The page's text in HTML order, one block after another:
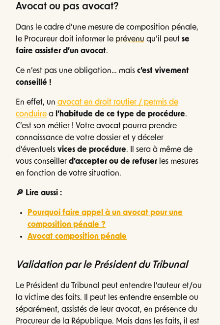
Avocat ou pas avocat?
Dans le cadre d’une mesure de composition pénale,
le Procureur doit informer le prévenu qu’il peut se
faire assister d’un avocat.
Ce n’est pas une obligation… mais c’est vivement
conseillé !
En effet, un avocat en droit routier / permis de
conduire a l’habitude de ce type de procédure.
C’est son métier ! Votre avocat pourra prendre
connaissance de votre dossier et y déceler
d’éventuels vices de procédure. Il sera à même de
vous conseiller d’accepter ou de refuser les mesures
en fonction de votre situation.
🔎 Lire aussi :
Pourquoi faire appel à un avocat pour une
composition pénale ?
Avocat composition pénale
Validation par le Président du Tribunal
Le Président du Tribunal peut entendre l’auteur et/ou
la victime des faits. Il peut les entendre ensemble ou
séparément, assistés de leur avocat, en présence du
Procureur de la République. Mais dans les faits, il est